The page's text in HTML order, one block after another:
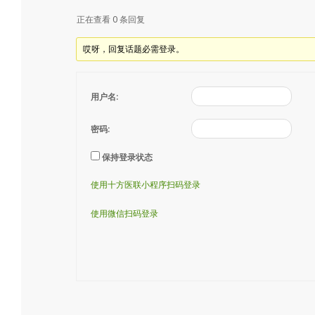
正在查看 0 条回复
哎呀，回复话题必需登录。
用户名:
密码:
保持登录状态
使用十方医联小程序扫码登录
使用微信扫码登录